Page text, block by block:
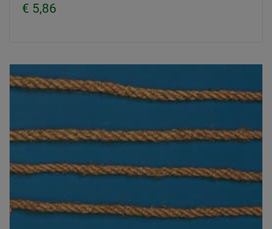
€ 5,86